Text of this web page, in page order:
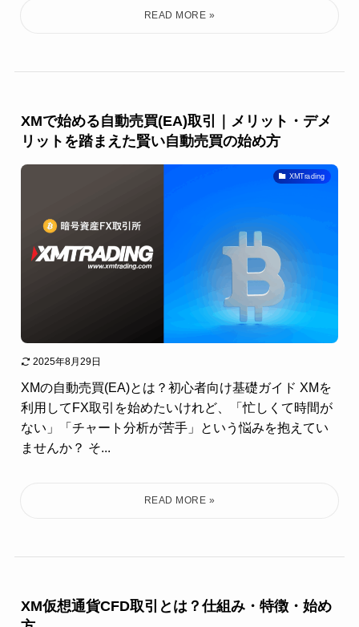
XMで始める自動売買(EA)取引｜メリット・デメ
リットを踏まえた賢い自動売買の始め方
XMTrading
2025年8月29日
XMの自動売買(EA)とは？初心者向け基礎ガイド XMを
利用してFX取引を始めたいけれど、「忙しくて時間が
ない」「チャート分析が苦手」という悩みを抱えてい
ませんか？ そ...
XM仮想通貨CFD取引とは？仕組み・特徴・始め